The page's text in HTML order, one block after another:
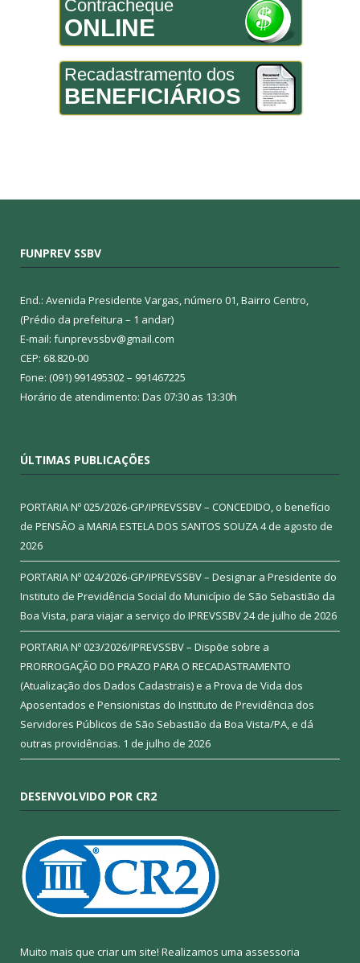
Contracheque
ONLINE
Recadastramento dos
BENEFICIÁRIOS
FUNPREV SSBV
End.: Avenida Presidente Vargas, número 01, Bairro Centro,
(Prédio da prefeitura – 1 andar)
E-mail: funprevssbv@gmail.com
CEP: 68.820-00
Fone: (091) 991495302 – 991467225
Horário de atendimento: Das 07:30 as 13:30h
ÚLTIMAS PUBLICAÇÕES
PORTARIA Nº 025/2026-GP/IPREVSSBV – CONCEDIDO, o benefício
de PENSÃO a MARIA ESTELA DOS SANTOS SOUZA4 de agosto de
2026
PORTARIA Nº 024/2026-GP/IPREVSSBV – Designar a Presidente do
Instituto de Previdência Social do Município de São Sebastião da
Boa Vista, para viajar a serviço do IPREVSSBV24 de julho de 2026
PORTARIA Nº 023/2026/IPREVSSBV – Dispõe sobre a
PRORROGAÇÃO DO PRAZO PARA O RECADASTRAMENTO
(Atualização dos Dados Cadastrais) e a Prova de Vida dos
Aposentados e Pensionistas do Instituto de Previdência dos
Servidores Públicos de São Sebastião da Boa Vista/PA, e dá
outras providências. 1 de julho de 2026
DESENVOLVIDO POR CR2
Muito mais que criar um site! Realizamos uma assessoria